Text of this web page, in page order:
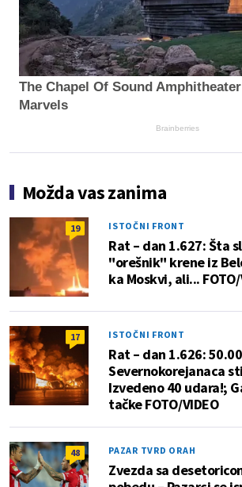
The Chapel Of Sound
Marvels
Brainberries
Možda vas zanima
19 ISTOČNI FRONT
Rat – dan 1.627: Šta
"orešnik" krene iz
ka Moskvi, ali... FOTO/
17 ISTOČNI FRONT
Rat – dan 1.626:
Severnokorejanaca
Izvedeno 40 udara!;
tačke FOTO/VIDEO
48 PAZAR TVRD ORAH
Zvezda sa